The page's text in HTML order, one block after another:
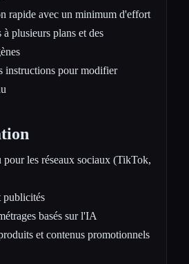
rapide avec un minimum d'effort
à plusieurs plans et des
instructions pour modifier
pour les réseaux sociaux (TikTok,
publicités
basés sur l'IA
et contenus promotionnels